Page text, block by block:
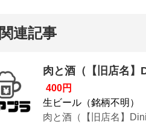
関連記事
肉と酒（【旧店名
400円
生ビール（銘柄不明）
肉と酒（【旧店名】